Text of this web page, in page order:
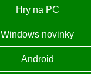
Hry na PC
Windows novinky
Android